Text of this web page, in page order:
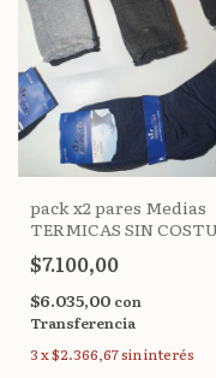
pack x2 pares Medias
TERMICAS SIN
Amanecer (39-45)
$7.100,00
$6.035,00 con
Transferencia
3x$2.366,67sin interés